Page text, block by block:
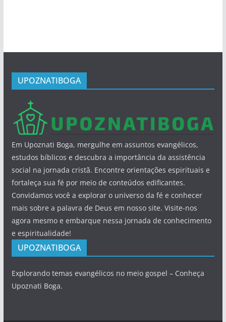
UPOZNATIBOGA
Em Upoznati Boga, mergulhe em assuntos evangélicos,
estudos bíblicos e descubra a importância da assistência
social na jornada cristã. Encontre orientações espirituais e
fortaleça sua fé por meio de conteúdos edificantes.
Convidamos você a explorar o universo da fé e conhecer
mais sobre a palavra de Deus em nosso site. Visite-nos
agora mesmo e embarque nessa jornada de conhecimento
e espiritualidade!
UPOZNATIBOGA
Explorando temas evangélicos no meio gospel – Conheça
Upoznati Boga.